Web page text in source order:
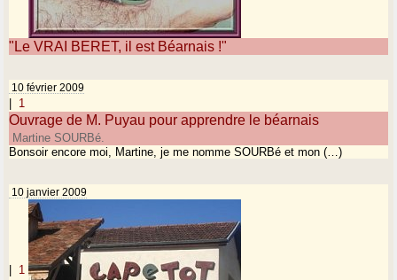
"Le VRAI BERET, il est Béarnais !"
10 février 2009
1
Ouvrage de M. Puyau pour apprendre le béarnais
Martine SOURBé.
Bonsoir encore moi, Martine, je me nomme SOURBé et mon (…)
10 janvier 2009
| 1